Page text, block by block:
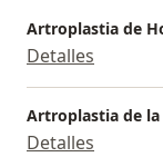
Artroplastia de
Detalles
Artroplastia de la
Detalles